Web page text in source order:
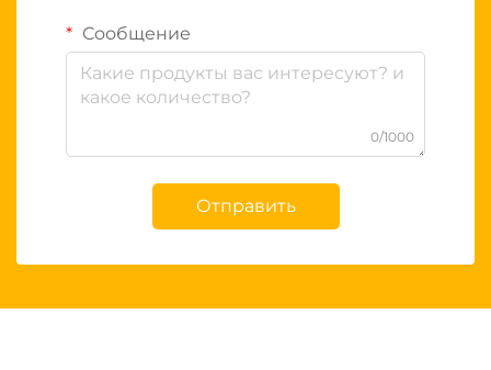
Сообщение
0/1000
Отправить